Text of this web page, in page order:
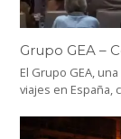
Grupo GEA –
El Grupo GEA,
viajes en España,